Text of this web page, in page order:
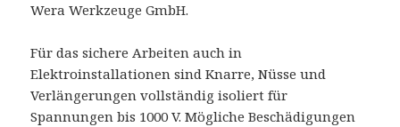
Wera Werkzeuge GmbH.
Für das sichere Arbeiten auch in
Elektroinstallationen sind Knarre, Nüsse und
Verlängerungen vollständig isoliert für
Spannungen bis 1000 V. Mögliche Beschädigungen